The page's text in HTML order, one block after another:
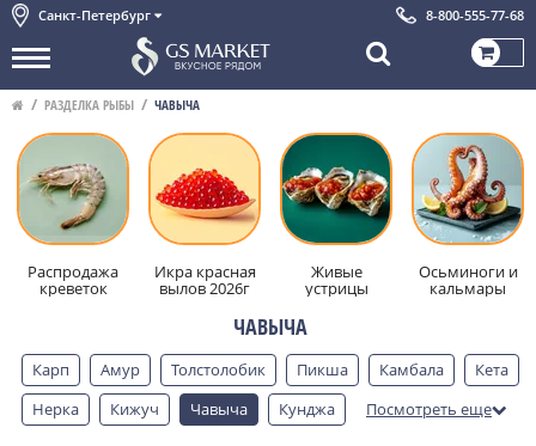
Санкт-Петербург 8-800-555-77-68
РАЗДЕЛКА РЫБЫ ЧАВЫЧА
Распродажа
креветок
Икра красная
вылов 2026г
Живые
устрицы
Осьминоги и
кальмары
ЧАВЫЧА
Карп Амур Толстолобик Пикша Камбала
Кета
Нерка
Кижуч Чавыча Кунджа
Посмотреть еще